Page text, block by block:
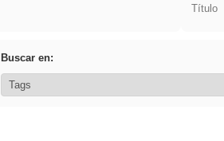
Título
Buscar en: